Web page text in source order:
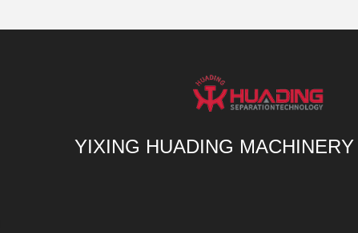
YIXING HUADING MACHINERY